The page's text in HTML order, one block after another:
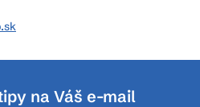
na Váš e-mail